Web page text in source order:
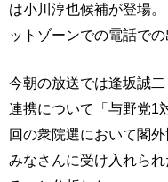
は小川淳也候補が登場
ットゾーンでの電話での
今朝の放送では逢坂誠
連携について「与野党1
回の衆院選において閣
みなさんに受け入れら